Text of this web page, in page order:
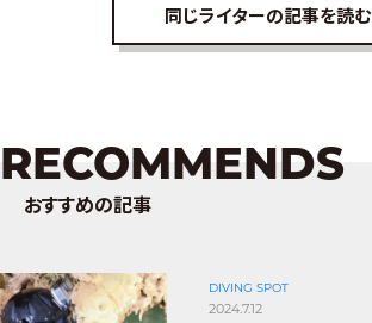
同じライターの記事を読む
RECOMMENDS
おすすめの記事
DIVING SPOT
2024.7.12